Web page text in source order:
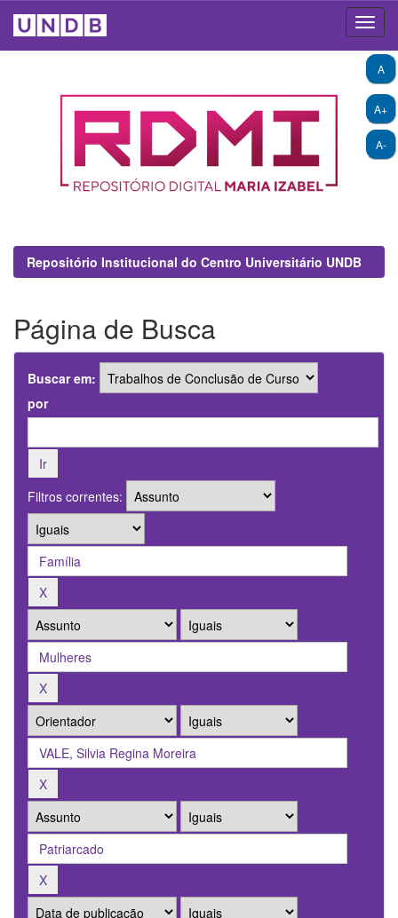
A+
A-
A
Repositório Institucional do Centro Universitário UNDB
Página de Busca
Buscar em:
por
Filtros correntes: